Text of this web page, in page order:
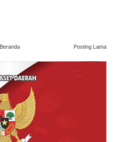
Posting Lama
Beranda